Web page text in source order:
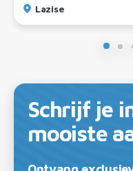
Lazise
Schrijf je
mooiste